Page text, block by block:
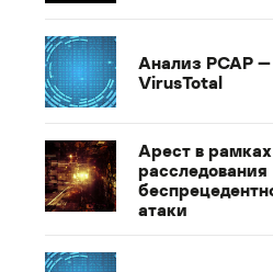
Анализ PCAP —
VirusTotal
Арест в рамках
расследования
атаки